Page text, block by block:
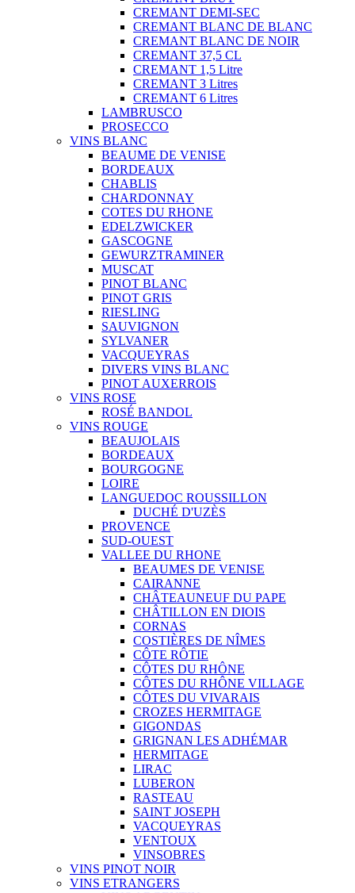
CREMANT DEMI-SEC
CREMANT BLANC DE BLANC
CREMANT BLANC DE NOIR
CREMANT 37,5 CL
CREMANT 1,5 Litre
CREMANT 3 Litres
CREMANT 6 Litres
LAMBRUSCO
PROSECCO
VINS BLANC
BEAUME DE VENISE
BORDEAUX
CHABLIS
CHARDONNAY
COTES DU RHONE
EDELZWICKER
GASCOGNE
GEWURZTRAMINER
MUSCAT
PINOT BLANC
PINOT GRIS
RIESLING
SAUVIGNON
SYLVANER
VACQUEYRAS
DIVERS VINS BLANC
PINOT AUXERROIS
VINS ROSE
ROSÉ BANDOL
VINS ROUGE
BEAUJOLAIS
BORDEAUX
BOURGOGNE
LOIRE
LANGUEDOC ROUSSILLON
DUCHÉ D'UZÈS
PROVENCE
SUD-OUEST
VALLEE DU RHONE
BEAUMES DE VENISE
CAIRANNE
CHÂTEAUNEUF DU PAPE
CHÂTILLON EN DIOIS
CORNAS
COSTIÈRES DE NÎMES
CÔTE RÔTIE
CÔTES DU RHÔNE
CÔTES DU RHÔNE VILLAGE
CÔTES DU VIVARAIS
CROZES HERMITAGE
GIGONDAS
GRIGNAN LES ADHÉMAR
HERMITAGE
LIRAC
LUBERON
RASTEAU
SAINT JOSEPH
VACQUEYRAS
VENTOUX
VINSOBRES
VINS PINOT NOIR
VINS ETRANGERS